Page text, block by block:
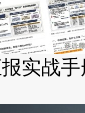
实战